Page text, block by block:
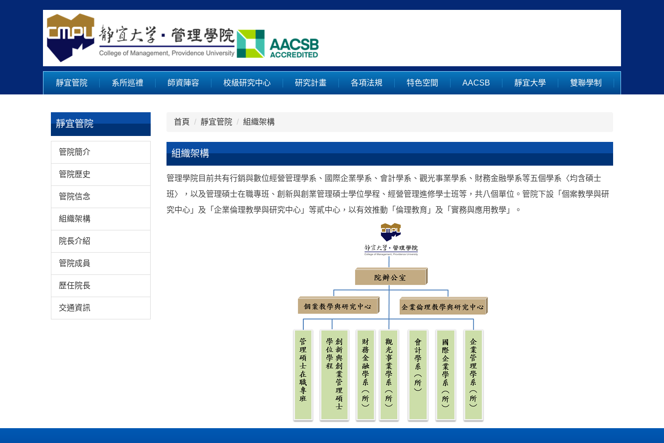
靜宜管院 系所巡禮 師資陣容 校級研究中心 研究計畫 各項法規 特色空間 AACSB 靜宜大學 雙聯學制
靜宜管院
管院簡介
管院歷史
管院信念
組織架構
院長介紹
管院成員
歷任院長
交通資訊
首頁 靜宜管院 組織架構
組織架構
管理學院目前共有行銷與數位經營管理學系、國際企業學系、會計學系、觀光事業學系、財務金融學系等五個學系〈均含碩士
班〉，以及管理碩士在職專班、創新與創業管理碩士學位學程、經營管理進修學士班等，共八個單位。管院下設「個案教學與研
究中心」及「企業倫理教學與研究中心」等貳中心，以有效推動「倫理教育」及「實務與應用教學」。